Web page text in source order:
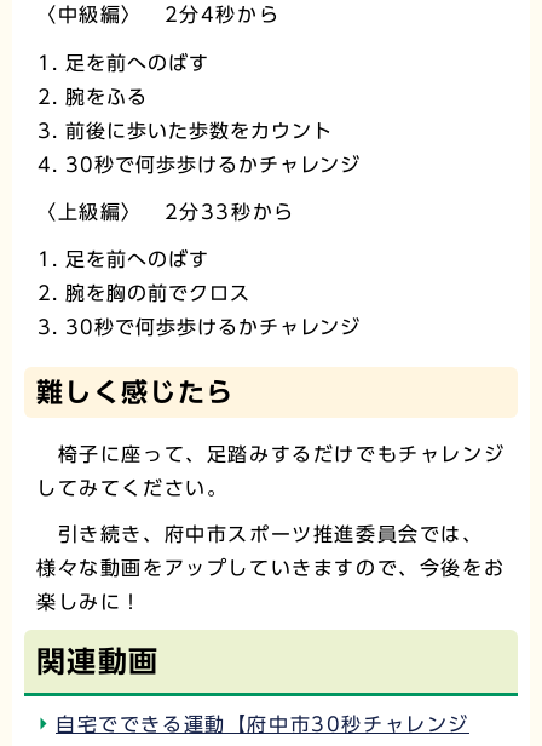
〈中級編〉 2分4秒から
足を前へのばす
腕をふる
前後に歩いた歩数をカウント
30秒で何歩歩けるかチャレンジ
〈上級編〉 2分33秒から
足を前へのばす
腕を胸の前でクロス
30秒で何歩歩けるかチャレンジ
難しく感じたら
椅子に座って、足踏みするだけでもチャレンジ
してみてください。
引き続き、府中市スポーツ推進委員会では、
様々な動画をアップしていきますので、今後をお
楽しみに！
関連動画
自宅でできる運動【府中市30秒チャレンジ